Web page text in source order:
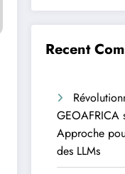
Recent
GEOAFRICA
Approche
des LLMs